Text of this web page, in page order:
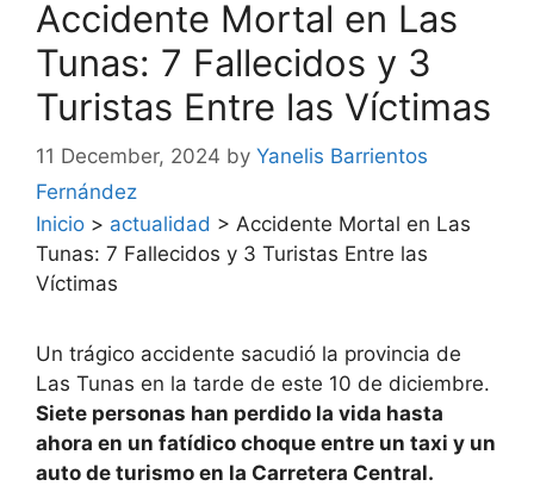
Accidente Mortal en Las
Tunas: 7 Fallecidos y 3
Turistas Entre las Víctimas
11 December, 2024 by Yanelis Barrientos
Fernández
Inicio > actualidad > Accidente Mortal en Las
Tunas: 7 Fallecidos y 3 Turistas Entre las
Víctimas
Un trágico accidente sacudió la provincia de
Las Tunas en la tarde de este 10 de diciembre.
Siete personas han perdido la vida hasta
ahora en un fatídico choque entre un taxi y un
auto de turismo en la Carretera Central.